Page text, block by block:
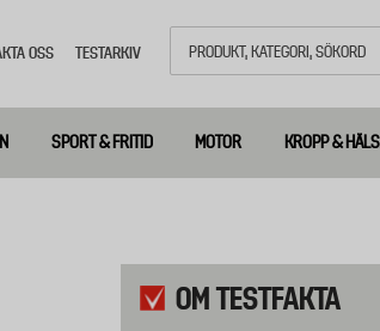
OSS TESTARKIV
SPORT & FRITID MOTOR KROPP &
OM TESTFAKTA